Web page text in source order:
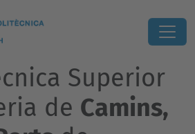
Superior
de Camins,